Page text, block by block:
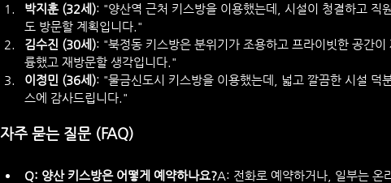
박지훈 (32세): "양산역 근처 키스방을 이용했는데, 시설이 청결하고 직
도 방문할 계획입니다."
김수진 (30세): "북정동 키스방은 분위기가 조용하고 프라이빗한 공간
륭했고 재방문할 생각입니다."
이정민 (36세): "물금신도시 키스방을 이용했는데, 넓고 깔끔한 시설 덕
스에 감사드립니다."
자주 묻는 질문 (FAQ)
Q: 양산 키스방은 어떻게 예약하나요?A: 전화로 예약하거나, 일부는 온